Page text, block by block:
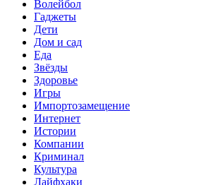
Волейбол
Гаджеты
Дети
Дом и сад
Еда
Звёзды
Здоровье
Игры
Импортозамещение
Интернет
Истории
Компании
Криминал
Культура
Лайфхаки